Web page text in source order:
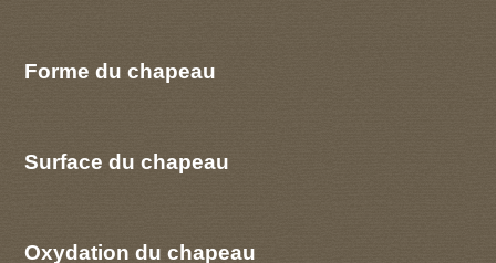
Forme du chapeau
Surface du chapeau
Oxydation du chapeau